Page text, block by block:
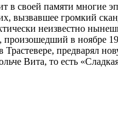
в своей памяти многие
вызвавшее громкий
неизвестно
в ноябре
Трастевере, предварял
Вита, то есть